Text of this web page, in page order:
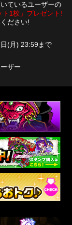
ているユーザーの
ト1枚」プレゼント!
ださい!
(月) 23:59まで
ザー